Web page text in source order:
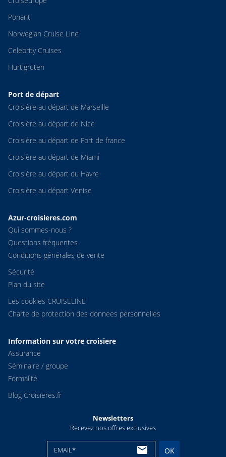
Ponant
Norwegian Cruise Line
Celebrity Cruises
Hurtigruten
Port de départ
Croisière au départ de Marseille
Croisière au départ de Nice
Croisière au départ de Fort de france
Croisière au départ de Miami
Croisière au départ du Havre
Croisière au départ Venise
Azur-croisieres.com
Qui sommes-nous ?
Questions fréquentes
Conditions générales de vente
Sécurité
Plan du site
Les cookies CRUISELINE
Charte de protection des donnees personnelles
Information sur votre croisiere
Assurance
Séminaire / groupe
Formalité
Blog Croisieres.fr
Newsletters
Recevez nos offres exclusives
EMAIL* OK